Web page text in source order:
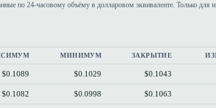
по 24-часовому объёму в долларовом эквиваленте. Только для
МИНИМУМ ЗАКРЫТИЕ
$0.1089 $0.1029 $0.1043
$0.1082 $0.0998 $0.1063